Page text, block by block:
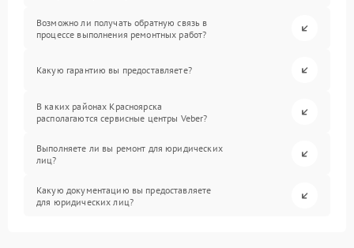
Возможно ли получать обратную связь в
процессе выполнения ремонтных работ?
Какую гарантию вы предоставляете?
В каких районах Красноярска
располагаются сервисные центры Veber?
Выполняете ли вы ремонт для юридических
лиц?
Какую документацию вы предоставляете
для юридических лиц?